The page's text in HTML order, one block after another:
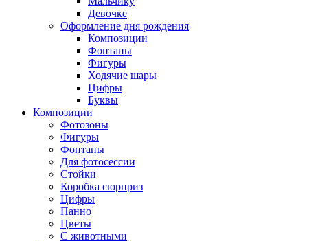
Девочке
Оформление дня рождения
Композиции
Фонтаны
Фигуры
Ходячие шары
Цифры
Буквы
Композиции
Фотозоны
Фигуры
Фонтаны
Для фотосессии
Стойки
Коробка сюрприз
Цифры
Панно
Цветы
С животными